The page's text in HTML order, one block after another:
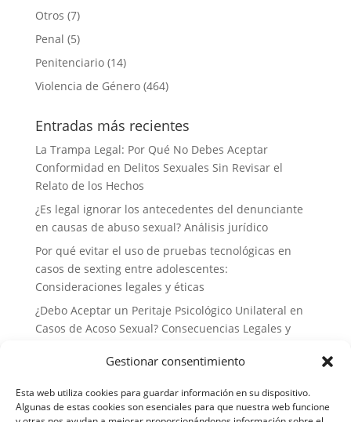
Gestionar consentimiento
Esta web utiliza cookies para guardar información en su dispositivo.
Algunas de estas cookies son esenciales para que nuestra web funcione
Otros (7)
Penal (5)
Penitenciario(14)
Violencia de Género(464)
Entradas más recientes
La Trampa Legal: Por Qué No Debes Aceptar
Conformidad en Delitos Sexuales Sin Revisar el
Relato de los Hechos
¿Es legal ignorar los antecedentes del denunciante
en causas de abuso sexual? Análisis jurídico
Por qué evitar el uso de pruebas tecnológicas en
casos de sexting entre adolescentes:
Consideraciones legales y éticas
¿Debo Aceptar un Peritaje Psicológico Unilateral en
Casos de Acoso Sexual? Consecuencias Legales y
Por qué no deberías delegar tu defensa a abogados
generalistas en casos de delitos sexuales: la
importancia de la especialización